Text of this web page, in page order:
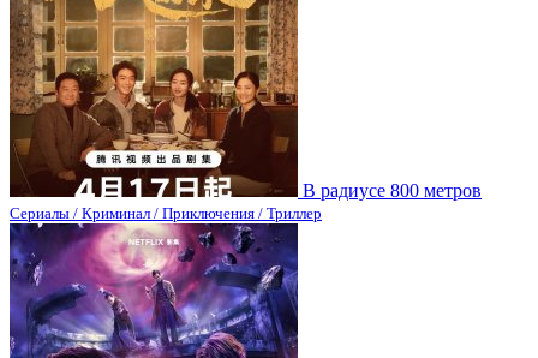
В радиусе 800 метров
Сериалы / Криминал / Приключения / Триллер